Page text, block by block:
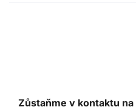
Zůstaňme v kontaktu na